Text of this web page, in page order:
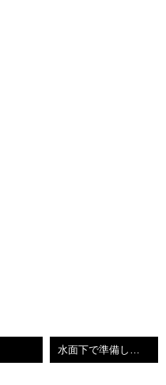
水面下で準備しているのは実は